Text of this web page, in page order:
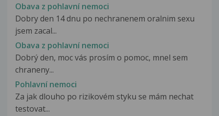
Obava z pohlavní nemoci
Dobry den 14 dnu po nechranenem oralnim sexu
jsem zacal...
Obava z pohlavní nemoci
Dobrý den, moc vás prosím o pomoc, mnel sem
chraneny...
Pohlavní nemoci
Za jak dlouho po rizikovém styku se mám nechat
testovat...